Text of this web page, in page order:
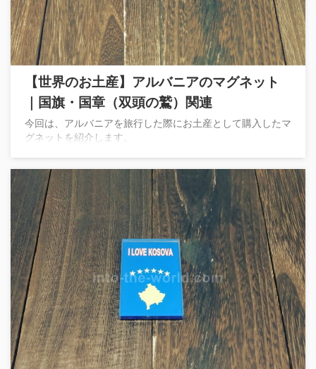
【世界のお土産】アルバニアのマグネット
｜国旗・国章（双頭の鷲）関連
今回は、アルバニアを旅行した際にお土産として購入したマ
グネットを紹介します。